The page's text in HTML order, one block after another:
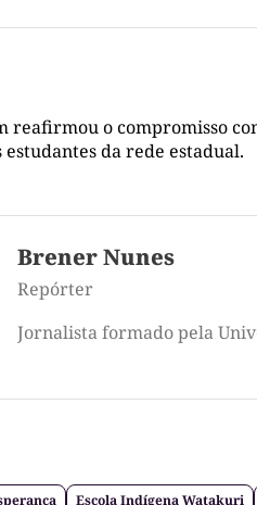
reafirmou o compromisso
da rede estadual.
Brener Nunes
Repórter
Jornalista formado pela
Escola Indígena Watakuri